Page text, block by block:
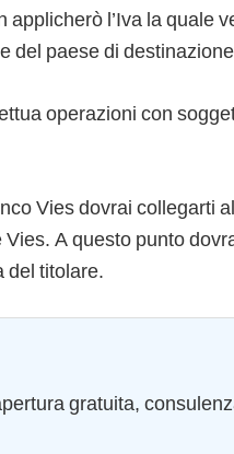
applicherò l’Iva la quale
del paese di
operazioni con
Vies dovrai collegarti
A questo punto
del titolare.
gratuita,